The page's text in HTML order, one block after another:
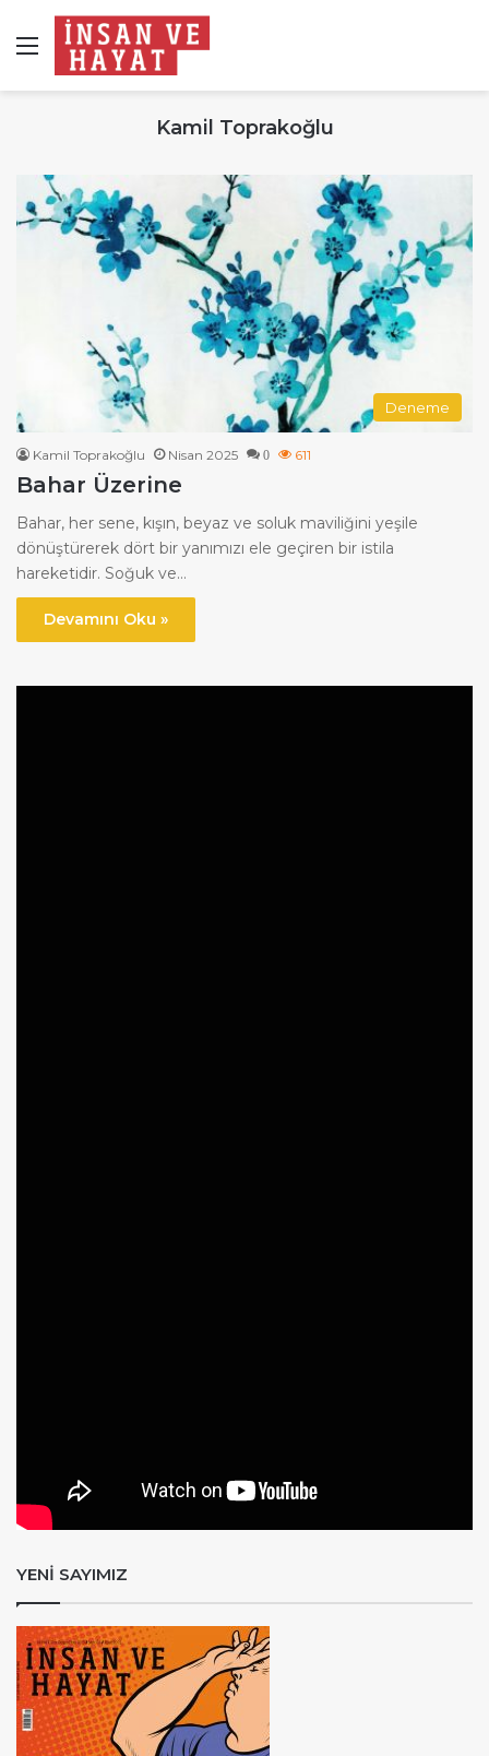
Menü
Kamil Toprakoğlu
Deneme
Kamil Toprakoğlu Nisan 2025 0 611
Bahar Üzerine
Bahar, her sene, kışın, beyaz ve soluk maviliğini yeşile
dönüştürerek dört bir yanımızı ele geçiren bir istila
hareketidir. Soğuk ve…
Devamını Oku »
YENİ SAYIMIZ